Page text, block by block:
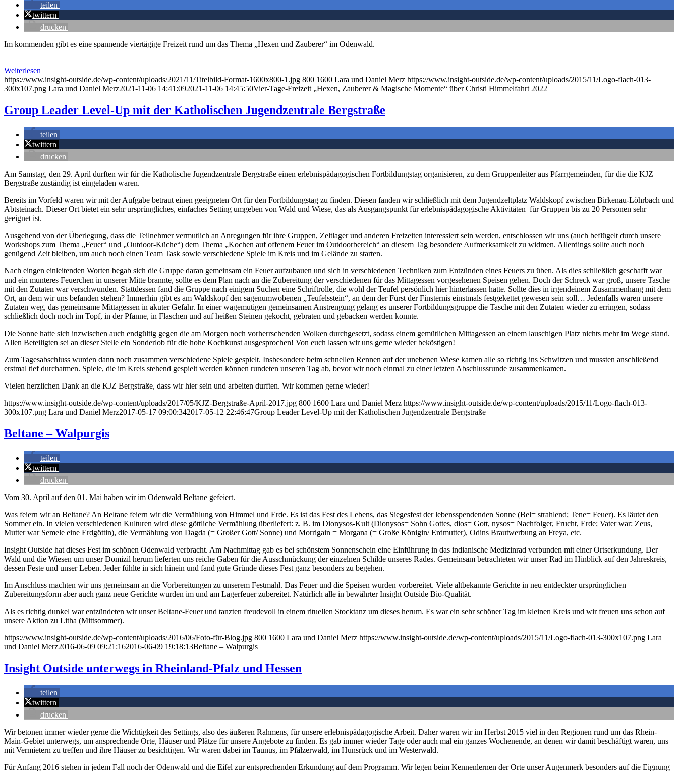
teilen
twittern
drucken
Im kommenden gibt es eine spannende viertägige Freizeit rund um das Thema „Hexen und Zauberer“ im Odenwald.
Weiterlesen
https://www.insight-outside.de/wp-content/uploads/2021/11/Titelbild-Format-1600x800-1.jpg 800 1600 Lara und Daniel Merz https://www.insight-outside.de/wp-content/uploads/2015/11/Logo-flach-013-
300x107.png Lara und Daniel Merz2021-11-06 14:41:092021-11-06 14:45:50Vier-Tage-Freizeit „Hexen, Zauberer & Magische Momente“ über Christi Himmelfahrt 2022
Group Leader Level-Up mit der Katholischen Jugendzentrale Bergstraße
teilen
twittern
drucken
Am Samstag, den 29. April durften wir für die Katholische Jugendzentrale Bergstraße einen erlebnispädagogischen Fortbildungstag organisieren, zu dem Gruppenleiter aus Pfarrgemeinden, für die die KJZ
Bergstraße zuständig ist eingeladen waren.
Bereits im Vorfeld waren wir mit der Aufgabe betraut einen geeigneten Ort für den Fortbildungstag zu finden. Diesen fanden wir schließlich mit dem Jugendzeltplatz Waldskopf zwischen Birkenau-Löhrbach und
Abtsteinach. Dieser Ort bietet ein sehr ursprüngliches, einfaches Setting umgeben von Wald und Wiese, das als Ausgangspunkt für erlebnispädagogische Aktivitäten für Gruppen bis zu 20 Personen sehr
geeignet ist.
Ausgehend von der Überlegung, dass die Teilnehmer vermutlich an Anregungen für ihre Gruppen, Zeltlager und anderen Freizeiten interessiert sein werden, entschlossen wir uns (auch beflügelt durch unsere
Workshops zum Thema „Feuer“ und „Outdoor-Küche“) dem Thema „Kochen auf offenem Feuer im Outdoorbereich“ an diesem Tag besondere Aufmerksamkeit zu widmen. Allerdings sollte auch noch
genügend Zeit bleiben, um auch noch einen Team Task sowie verschiedene Spiele im Kreis und im Gelände zu starten.
Nach eingen einleitenden Worten begab sich die Gruppe daran gemeinsam ein Feuer aufzubauen und sich in verschiedenen Techniken zum Entzünden eines Feuers zu üben. Als dies schließlich geschafft war
und ein munteres Feuerchen in unserer Mitte brannte, sollte es dem Plan nach an die Zubereitung der verschiedenen für das Mittagessen vorgesehenen Speisen gehen. Doch der Schreck war groß, unsere Tasche
mit den Zutaten war verschwunden. Stattdessen fand die Gruppe nach einigem Suchen eine Schriftrolle, die wohl der Teufel persönlich hier hinterlassen hatte. Sollte dies in irgendeinem Zusammenhang mit dem
Ort, an dem wir uns befanden stehen? Immerhin gibt es am Waldskopf den sagenumwobenen „Teufelsstein“, an dem der Fürst der Finsternis einstmals festgekettet gewesen sein soll… Jedenfalls waren unsere
Zutaten weg, das gemeinsame Mittagessen in akuter Gefahr. In einer wagemutigen gemeinsamen Anstrengung gelang es unserer Fortbildungsgruppe die Tasche mit den Zutaten wieder zu erringen, sodass
schließlich doch noch im Topf, in der Pfanne, in Flaschen und auf heißen Steinen gekocht, gebraten und gebacken werden konnte.
Die Sonne hatte sich inzwischen auch endgültig gegen die am Morgen noch vorherrschenden Wolken durchgesetzt, sodass einem gemütlichen Mittagessen an einem lauschigen Platz nichts mehr im Wege stand.
Allen Beteiligten sei an dieser Stelle ein Sonderlob für die hohe Kochkunst ausgesprochen! Von euch lassen wir uns gerne wieder beköstigen!
Zum Tagesabschluss wurden dann noch zusammen verschiedene Spiele gespielt. Insbesondere beim schnellen Rennen auf der unebenen Wiese kamen alle so richtig ins Schwitzen und mussten anschließend
erstmal tief durchatmen. Spiele, die im Kreis stehend gespielt werden können rundeten unseren Tag ab, bevor wir noch einmal zu einer letzten Abschlussrunde zusammenkamen.
Vielen herzlichen Dank an die KJZ Bergstraße, dass wir hier sein und arbeiten durften. Wir kommen gerne wieder!
https://www.insight-outside.de/wp-content/uploads/2017/05/KJZ-Bergstraße-April-2017.jpg 800 1600 Lara und Daniel Merz https://www.insight-outside.de/wp-content/uploads/2015/11/Logo-flach-013-
300x107.png Lara und Daniel Merz2017-05-17 09:00:342017-05-12 22:46:47Group Leader Level-Up mit der Katholischen Jugendzentrale Bergstraße
Beltane – Walpurgis
teilen
twittern
drucken
Vom 30. April auf den 01. Mai haben wir im Odenwald Beltane gefeiert.
Was feiern wir an Beltane? An Beltane feiern wir die Vermählung von Himmel und Erde. Es ist das Fest des Lebens, das Siegesfest der lebensspendenden Sonne (Bel= strahlend; Tene= Feuer). Es läutet den
Sommer ein. In vielen verschiedenen Kulturen wird diese göttliche Vermählung überliefert: z. B. im Dionysos-Kult (Dionysos= Sohn Gottes, dios= Gott, nysos= Nachfolger, Frucht, Erde; Vater war: Zeus,
Mutter war Semele eine Erdgöttin), die Vermählung von Dagda (= Großer Gott/ Sonne) und Morrigain = Morgana (= Große Königin/ Erdmutter), Odins Brautwerbung an Freya, etc.
Insight Outside hat dieses Fest im schönen Odenwald verbracht. Am Nachmittag gab es bei schönstem Sonnenschein eine Einführung in das indianische Medizinrad verbunden mit einer Ortserkundung. Der
Wald und die Wiesen um unser Domizil herum lieferten uns reiche Gaben für die Ausschmückung der einzelnen Schilde unseres Rades. Gemeinsam betrachteten wir unser Rad im Hinblick auf den Jahreskreis,
dessen Feste und unser Leben. Jeder fühlte in sich hinein und fand gute Gründe dieses Fest ganz besonders zu begehen.
Im Anschluss machten wir uns gemeinsam an die Vorbereitungen zu unserem Festmahl. Das Feuer und die Speisen wurden vorbereitet. Viele altbekannte Gerichte in neu entdeckter ursprünglichen
Zubereitungsform aber auch ganz neue Gerichte wurden im und am Lagerfeuer zubereitet. Natürlich alle in bewährter Insight Outside Bio-Qualität.
Als es richtig dunkel war entzündeten wir unser Beltane-Feuer und tanzten freudevoll in einem rituellen Stocktanz um dieses herum. Es war ein sehr schöner Tag im kleinen Kreis und wir freuen uns schon auf
unsere Aktion zu Litha (Mittsommer).
https://www.insight-outside.de/wp-content/uploads/2016/06/Foto-für-Blog.jpg 800 1600 Lara und Daniel Merz https://www.insight-outside.de/wp-content/uploads/2015/11/Logo-flach-013-300x107.png Lara
und Daniel Merz2016-06-09 09:21:162016-06-09 19:18:13Beltane – Walpurgis
Insight Outside unterwegs in Rheinland-Pfalz und Hessen
teilen
twittern
drucken
Wir betonen immer wieder gerne die Wichtigkeit des Settings, also des äußeren Rahmens, für unsere erlebnispädagogische Arbeit. Daher waren wir im Herbst 2015 viel in den Regionen rund um das Rhein-
Main-Gebiet unterwegs, um ansprechende Orte, Häuser und Plätze für unsere Angebote zu finden. Es gab immer wieder Tage oder auch mal ein ganzes Wochenende, an denen wir damit beschäftigt waren, uns
mit Vermietern zu treffen und ihre Häuser zu besichtigen. Wir waren dabei im Taunus, im Pfälzerwald, im Hunsrück und im Westerwald.
Für Anfang 2016 stehen in jedem Fall noch der Odenwald und die Eifel zur entsprechenden Erkundung auf dem Programm. Wir legen beim Kennenlernen der Orte unser Augenmerk besonders auf die Eignung